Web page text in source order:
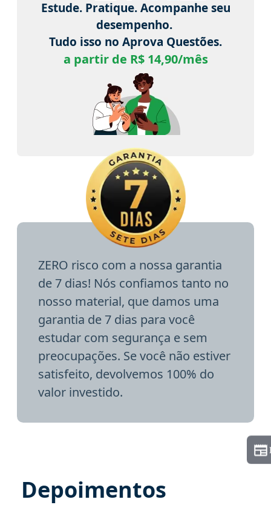
Estude. Pratique. Acompanhe seu
desempenho.
Tudo isso no Aprova Questões.
a partir de R$ 14,90/mês
ZERO risco com a nossa garantia
de 7 dias! Nós confiamos tanto no
nosso material, que damos uma
garantia de 7 dias para você
estudar com segurança e sem
preocupações. Se você não estiver
satisfeito, devolvemos 100% do
valor investido.
Depoimentos